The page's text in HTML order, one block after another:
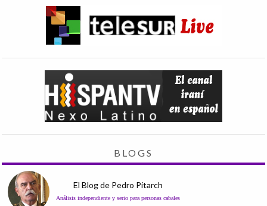
BLOGS
El Blog de Pedro Pitarch
Análisis independiente y serio para personas cabales